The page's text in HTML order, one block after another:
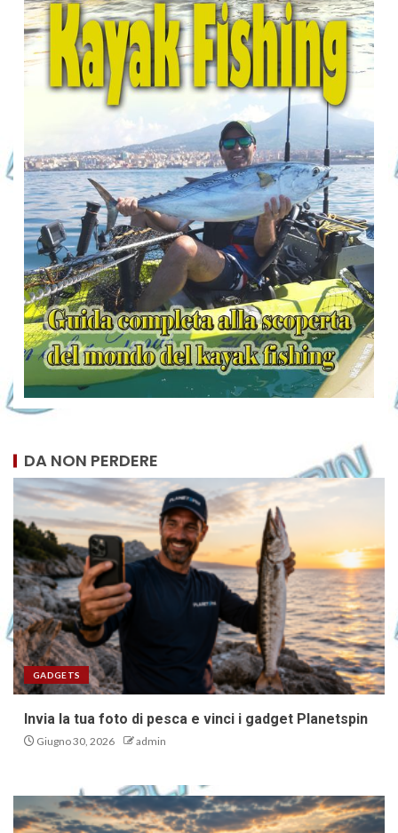
DA NON PERDERE
GADGETS
Invia la tua foto di pesca e vinci i gadget Planetspin
Giugno 30, 2026 admin